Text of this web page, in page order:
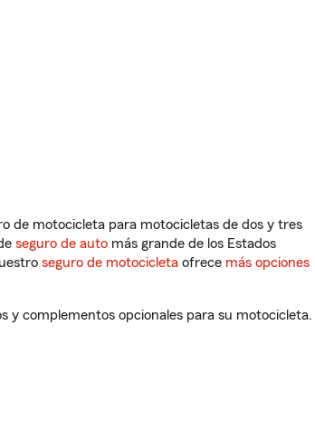
de motocicleta para motocicletas de dos y tres
seguro de auto más grande de los Estados
seguro de motocicleta ofrece más opciones
y complementos opcionales para su motocicleta.